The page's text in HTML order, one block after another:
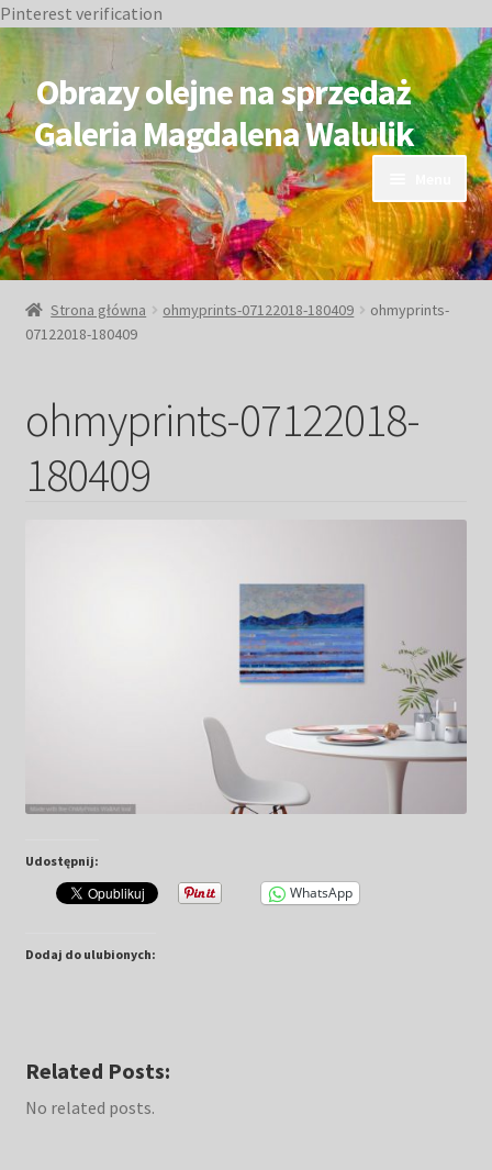
Pinterest verification
do
nawigacji
do
treści
Obrazy olejne na sprzedaż
Galeria Magdalena Walulik
OBRAZY DOSTĘPNE
Małe obrazy
Postacie
Aukcja
O mnie
Strona główna ohmyprints-07122018-180409
ohmyprints-
07122018-180409
ohmyprints-07122018-
180409
Udostępnij:
WhatsApp
Dodaj do ulubionych:
Related Posts:
No related posts.